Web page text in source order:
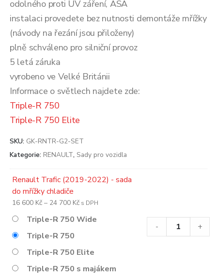
odolného proti UV záření, ASA
instalaci provedete bez nutnosti demontáže mřížky
(návody na řezání jsou přiloženy)
plně schváleno pro silniční provoz
5 letá záruka
vyrobeno ve Velké Británii
Informace o světlech najdete zde:
Triple-R 750
Triple-R 750 Elite
SKU: GK-RNTR-G2-SET
Kategorie: RENAULT, Sady pro vozidla
Renault Trafic (2019-2022) - sada
do mřížky chladiče
16 600 Kč – 24 700 KčRozpětí
až
700 Kč
s DPH
Triple-R 750 Wide
Triple-R 750
Triple-R 750 Elite
Triple-R 750 s majákem
- +